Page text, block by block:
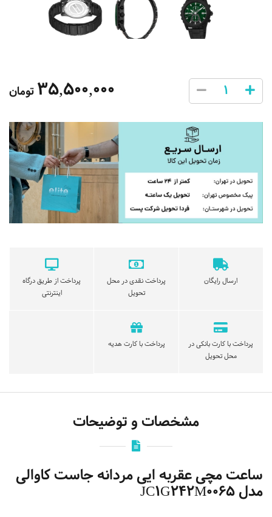
35,500,000تومان
ارسال رایگان
پرداخت نقدی در محل
تحویل
پرداخت از طریق درگاه
اینترنتی
پرداخت با کارت بانکی در
محل تحویل
پرداخت با کارت هدیه
مشخصات و توضیحات
ساعت مچی عقربه ایی مردانه جاست کاوالی
مدل JC1G242M0065